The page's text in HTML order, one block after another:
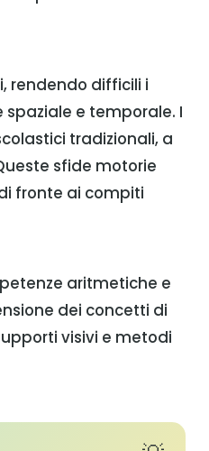
rendendo difficili i
e temporale. I
tradizionali, a
sfide motorie
fronte ai compiti
aritmetiche e
dei concetti di
visivi e metodi